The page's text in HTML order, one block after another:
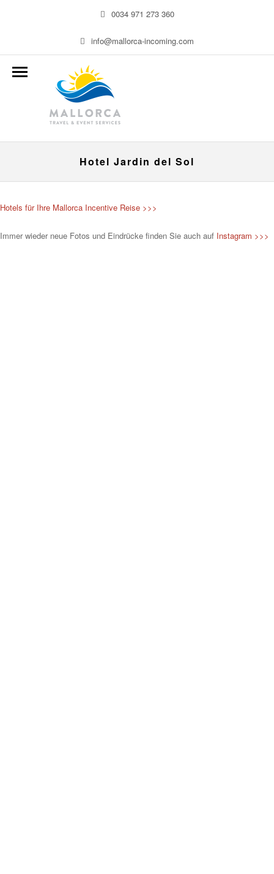
0034 971 273 360
info@mallorca-incoming.com
Hotel Jardin del Sol
Hotels für Ihre Mallorca Incentive Reise >>>
Immer wieder neue Fotos und Eindrücke finden Sie auch auf Instagram >>>